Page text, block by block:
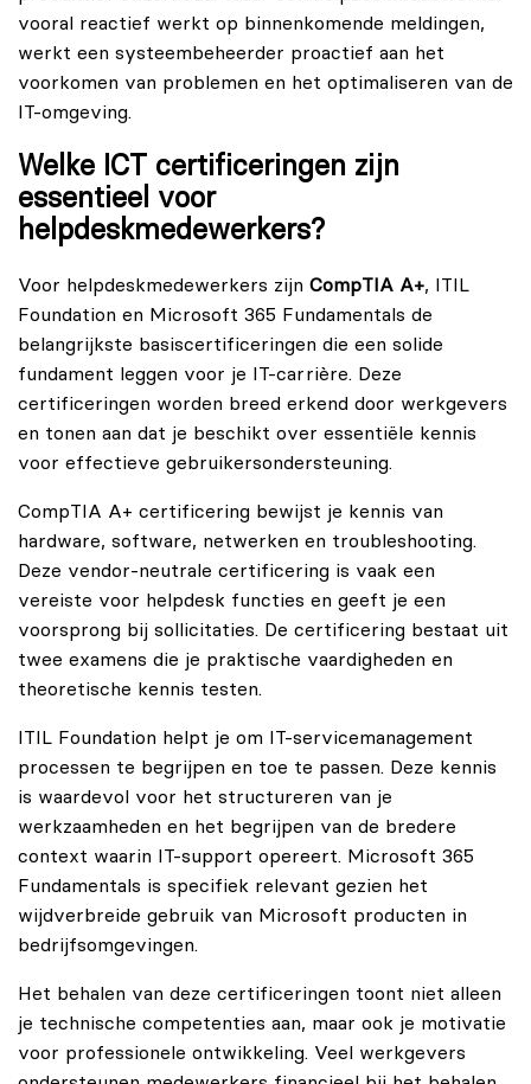
vooral reactief werkt op binnenkomende meldingen,
werkt een systeembeheerder proactief aan het
voorkomen van problemen en het optimaliseren van de
IT-omgeving.
Welke ICT certificeringen zijn
essentieel voor
helpdeskmedewerkers?
Voor helpdeskmedewerkers zijn CompTIA A+, ITIL
Foundation en Microsoft 365 Fundamentals de
belangrijkste basiscertificeringen die een solide
fundament leggen voor je IT-carrière. Deze
certificeringen worden breed erkend door werkgevers
en tonen aan dat je beschikt over essentiële kennis
voor effectieve gebruikersondersteuning.
CompTIA A+ certificering bewijst je kennis van
hardware, software, netwerken en troubleshooting.
Deze vendor-neutrale certificering is vaak een
vereiste voor helpdesk functies en geeft je een
voorsprong bij sollicitaties. De certificering bestaat uit
twee examens die je praktische vaardigheden en
theoretische kennis testen.
ITIL Foundation helpt je om IT-servicemanagement
processen te begrijpen en toe te passen. Deze kennis
is waardevol voor het structureren van je
werkzaamheden en het begrijpen van de bredere
context waarin IT-support opereert. Microsoft 365
Fundamentals is specifiek relevant gezien het
wijdverbreide gebruik van Microsoft producten in
bedrijfsomgevingen.
Het behalen van deze certificeringen toont niet alleen
je technische competenties aan, maar ook je motivatie
voor professionele ontwikkeling. Veel werkgevers